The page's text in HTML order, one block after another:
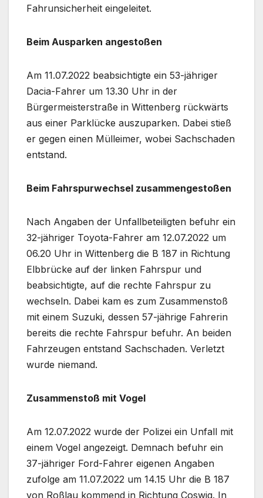
Fahrunsicherheit eingeleitet.
Beim Ausparken angestoßen
Am 11.07.2022 beabsichtigte ein 53-jähriger
Dacia-Fahrer um 13.30 Uhr in der
Bürgermeisterstraße in Wittenberg rückwärts
aus einer Parklücke auszuparken. Dabei stieß
er gegen einen Mülleimer, wobei Sachschaden
entstand.
Beim Fahrspurwechsel zusammengestoßen
Nach Angaben der Unfallbeteiligten befuhr ein
32-jähriger Toyota-Fahrer am 12.07.2022 um
06.20 Uhr in Wittenberg die B 187 in Richtung
Elbbrücke auf der linken Fahrspur und
beabsichtigte, auf die rechte Fahrspur zu
wechseln. Dabei kam es zum Zusammenstoß
mit einem Suzuki, dessen 57-jährige Fahrerin
bereits die rechte Fahrspur befuhr. An beiden
Fahrzeugen entstand Sachschaden. Verletzt
wurde niemand.
Zusammenstoß mit Vogel
Am 12.07.2022 wurde der Polizei ein Unfall mit
einem Vogel angezeigt. Demnach befuhr ein
37-jähriger Ford-Fahrer eigenen Angaben
zufolge am 11.07.2022 um 14.15 Uhr die B 187
von Roßlau kommend in Richtung Coswig. In